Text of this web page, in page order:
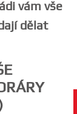
vám vše
dělat